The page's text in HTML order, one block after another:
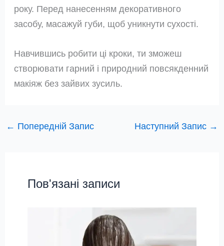
року. Перед нанесенням декоративного
засобу, масажуй губи, щоб уникнути сухості.
Навчившись робити ці кроки, ти зможеш
створювати гарний і природний повсякденний
макіяж без зайвих зусиль.
← Попередній Запис Наступний Запис →
Пов'язані записи